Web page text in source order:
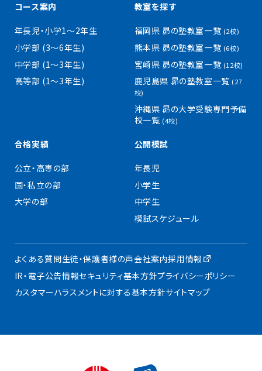
コース案内
年長児・小学1〜2年生
小学部 (3〜6年生)
中学部 (1〜3年生)
高等部 (1〜3年生)
教室を探す
福岡県 昴の塾教室一覧 (2校)
熊本県 昴の塾教室一覧 (6校)
宮崎県 昴の塾教室一覧 (12校)
鹿児島県 昴の塾教室一覧(27
校)
沖縄県 昴の大学受験専門予備
校一覧 (4校)
合格実績
公立・高専の部
国・私立の部
大学の部
公開模試
年長児
小学生
中学生
模試スケジュール
よくある質問生徒・保護者様の声会社案内採用情報
IR・電子公告情報セキュリティ基本方針プライバシーポリシー
カスタマーハラスメントに対する基本方針サイトマップ